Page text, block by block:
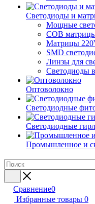
Светодиоды и
Мощные
COB
Матрицы
SMD
Линзы для
Светодиоды
Оптоволокно
Светодиодные
Светодиодные
Промышленное и
Сравнение0
Избранные товары 0